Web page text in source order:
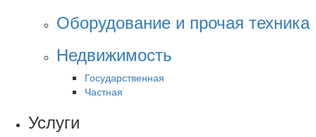
Оборудование и прочая техника
Недвижимость
Государственная
Частная
Услуги